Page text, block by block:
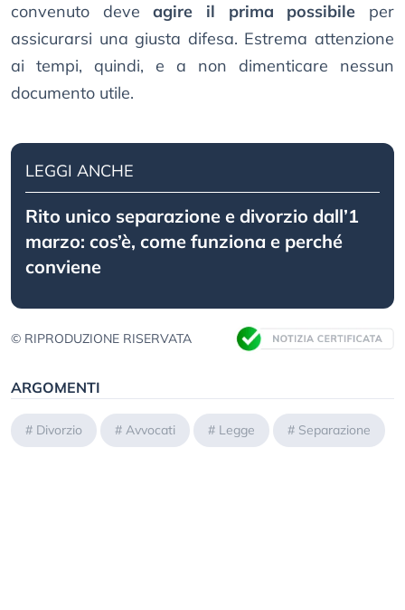
convenuto deveagire il prima possibile per
assicurarsi una giusta difesa. Estrema attenzione
ai tempi, quindi, e a non dimenticare nessun
documento utile.
LEGGI ANCHE
Rito unico separazione e divorzio dall’1
marzo: cos’è, come funziona e perché
conviene
© RIPRODUZIONE RISERVATA
ARGOMENTI
# Divorzio # Avvocati # Legge # Separazione